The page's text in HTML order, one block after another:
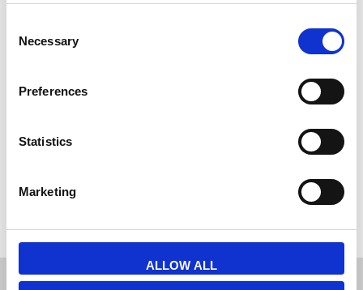
Selection
Necessary
Preferences
Statistics
Marketing
ALLOW ALL
Sølv/Grå - klapramme
62,00 DKK
Alu Snap-Frame væg Rondo
32 mm Sølv/Grå